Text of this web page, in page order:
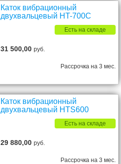
Каток вибрационный
двухвальцевый HT-700С
Есть на складе
31 500,00руб.
Рассрочка на 3 мес.
Каток вибрационный
двухвальцевый HTS600
Есть на складе
29 880,00руб.
Рассрочка на 3 мес.